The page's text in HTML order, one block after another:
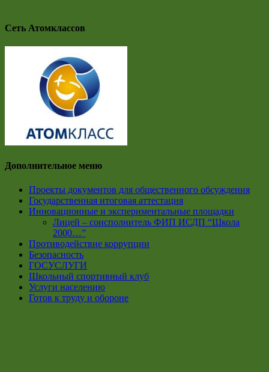
Сеть Атомклассов
Дополнительное меню
Проекты документов для общественного обсуждения
Государственная итоговая аттестация
Инновационные и экспериментальные площадки
Лицей – соисполнитель ФИП ИСДП “Школа
2000…”
Противодействие коррупции
Безопасность
ГОСУСЛУГИ
Школьный спортивный клуб
Услуги населению
Готов к труду и обороне